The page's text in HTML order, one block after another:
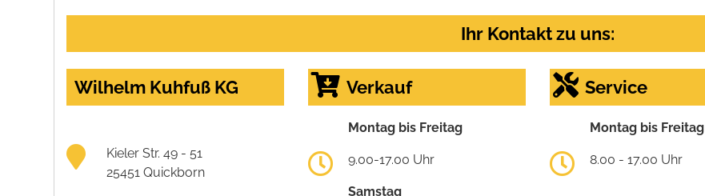
Ihr Kontakt zu uns:
Wilhelm Kuhfuß KG
Kieler Str. 49 - 51
25451 Quickborn
Verkauf
Montag bis Freitag
9.00-17.00 Uhr
Samstag
Service
Montag bis Freitag
8.00 - 17.00 Uhr